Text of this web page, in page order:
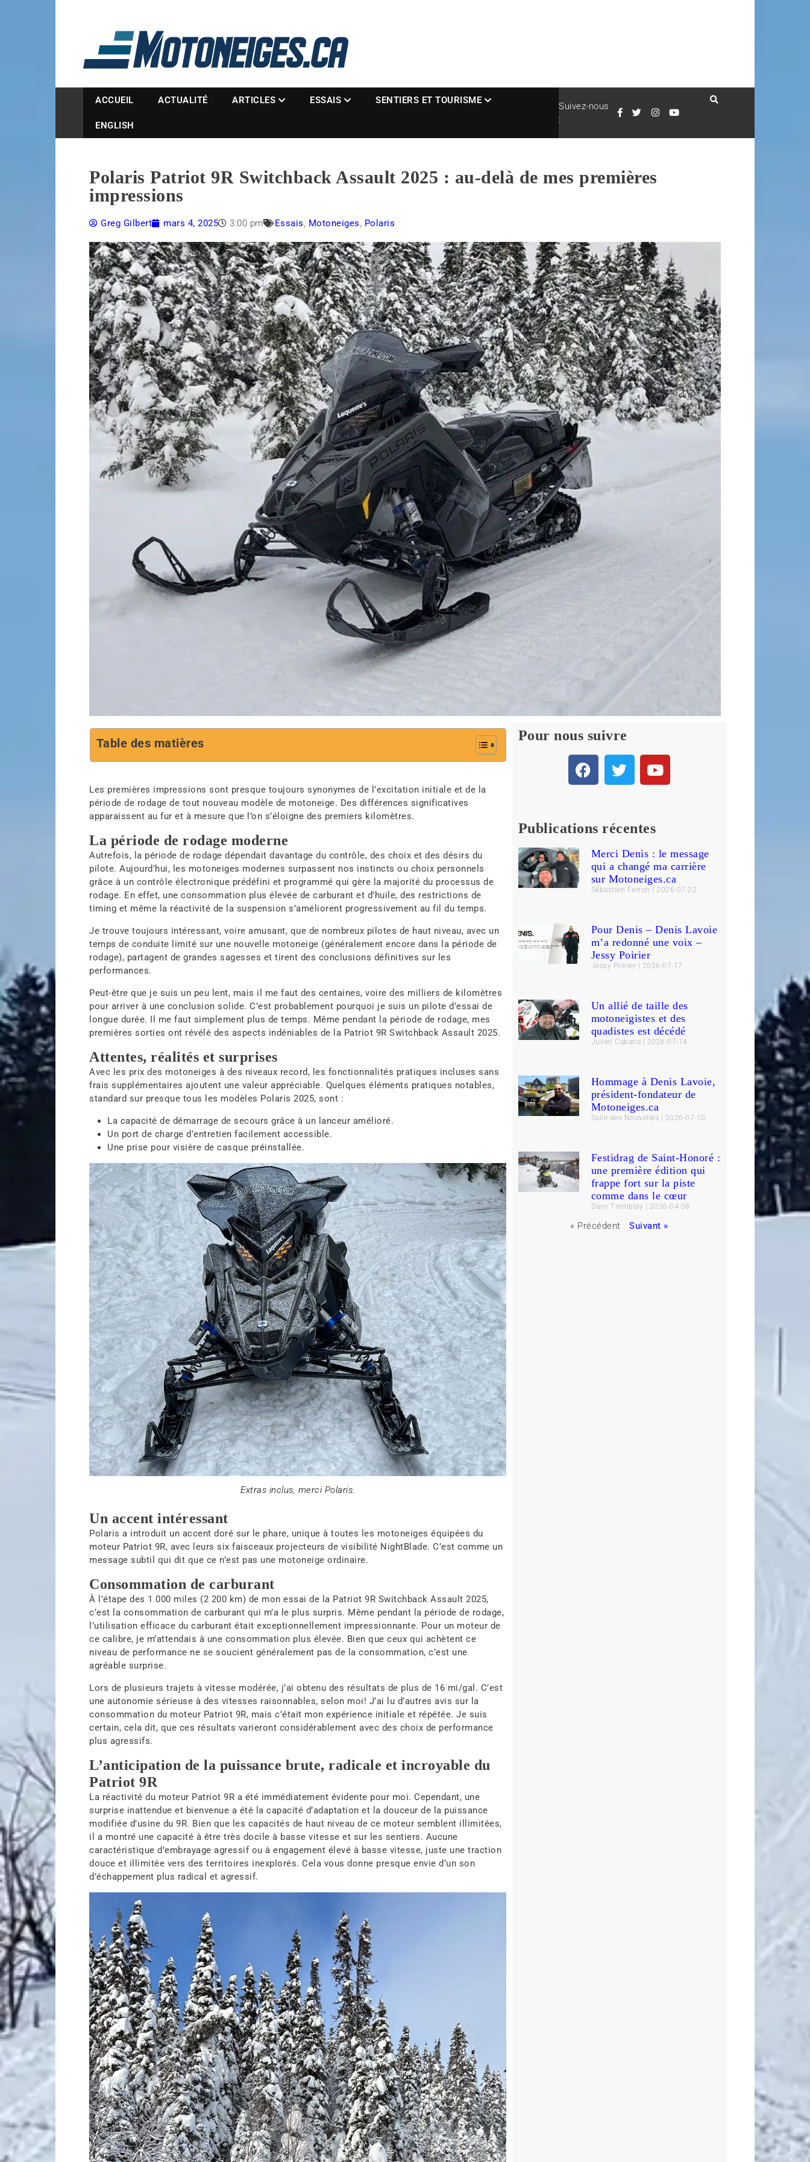
Magazine Motoneiges.ca
ACCUEIL ACTUALITÉ ARTICLES ESSAIS SENTIERS ET TOURISME
ENGLISH
Suivez-nous
:
Polaris Patriot 9R Switchback Assault 2025 : au-delà de mes premières
impressions
Greg Gilbert mars 4, 2025 3:00 pm Essais, Motoneiges, Polaris
Table des matières
Les premières impressions sont presque toujours synonymes de l’excitation initiale et de la
période de rodage de tout nouveau modèle de motoneige. Des différences significatives
apparaissent au fur et à mesure que l’on s’éloigne des premiers kilomètres.
La période de rodage moderne
Autrefois, la période de rodage dépendait davantage du contrôle, des choix et des désirs du
pilote. Aujourd’hui, les motoneiges modernes surpassent nos instincts ou choix personnels
grâce à un contrôle électronique prédéfini et programmé qui gère la majorité du processus de
rodage. En effet, une consommation plus élevée de carburant et d’huile, des restrictions de
timing et même la réactivité de la suspension s’améliorent progressivement au fil du temps.
Je trouve toujours intéressant, voire amusant, que de nombreux pilotes de haut niveau, avec un
temps de conduite limité sur une nouvelle motoneige (généralement encore dans la période de
rodage), partagent de grandes sagesses et tirent des conclusions définitives sur les
performances.
Peut-être que je suis un peu lent, mais il me faut des centaines, voire des milliers de kilomètres
pour arriver à une conclusion solide. C’est probablement pourquoi je suis un pilote d’essai de
longue durée. Il me faut simplement plus de temps. Même pendant la période de rodage, mes
premières sorties ont révélé des aspects indéniables de la Patriot 9R Switchback Assault 2025.
Attentes, réalités et surprises
Avec les prix des motoneiges à des niveaux record, les fonctionnalités pratiques incluses sans
frais supplémentaires ajoutent une valeur appréciable. Quelques éléments pratiques notables,
standard sur presque tous les modèles Polaris 2025, sont :
La capacité de démarrage de secours grâce à un lanceur amélioré.
Un port de charge d’entretien facilement accessible.
Une prise pour visière de casque préinstallée.
Extras inclus, merci Polaris.
Un accent intéressant
Polaris a introduit un accent doré sur le phare, unique à toutes les motoneiges équipées du
moteur Patriot 9R, avec leurs six faisceaux projecteurs de visibilité NightBlade. C’est comme un
message subtil qui dit que ce n’est pas une motoneige ordinaire.
Consommation de carburant
À l’étape des 1 000 miles (2 200 km) de mon essai de la Patriot 9R Switchback Assault 2025,
c’est la consommation de carburant qui m’a le plus surpris. Même pendant la période de rodage,
l’utilisation efficace du carburant était exceptionnellement impressionnante. Pour un moteur de
ce calibre, je m’attendais à une consommation plus élevée. Bien que ceux qui achètent ce
niveau de performance ne se soucient généralement pas de la consommation, c’est une
agréable surprise.
Lors de plusieurs trajets à vitesse modérée, j’ai obtenu des résultats de plus de 16 mi/gal. C’est
une autonomie sérieuse à des vitesses raisonnables, selon moi! J’ai lu d’autres avis sur la
consommation du moteur Patriot 9R, mais c’était mon expérience initiale et répétée. Je suis
certain, cela dit, que ces résultats varieront considérablement avec des choix de performance
plus agressifs.
L’anticipation de la puissance brute, radicale et incroyable du
Patriot 9R
La réactivité du moteur Patriot 9R a été immédiatement évidente pour moi. Cependant, une
surprise inattendue et bienvenue a été la capacité d’adaptation et la douceur de la puissance
modifiée d’usine du 9R. Bien que les capacités de haut niveau de ce moteur semblent illimitées,
il a montré une capacité à être très docile à basse vitesse et sur les sentiers. Aucune
caractéristique d’embrayage agressif ou à engagement élevé à basse vitesse, juste une traction
douce et illimitée vers des territoires inexplorés. Cela vous donne presque envie d’un son
d’échappement plus radical et agressif.
Pour nous suivre
Publications récentes
Merci Denis : le message
qui a changé ma carrière
sur Motoneiges.ca
Sébastien Ferron 2026-07-22
Pour Denis – Denis Lavoie
m’a redonné une voix –
Jessy Poirier
Jessy Poirier 2026-07-17
Un allié de taille des
motoneigistes et des
quadistes est décédé
Julien Cabana 2026-07-14
Hommage à Denis Lavoie,
président-fondateur de
Motoneiges.ca
Salle des Nouvelles 2026-07-10
Festidrag de Saint-Honoré :
une première édition qui
frappe fort sur la piste
comme dans le cœur
Dany Tremblay 2026-04-08
« Précédent Suivant »